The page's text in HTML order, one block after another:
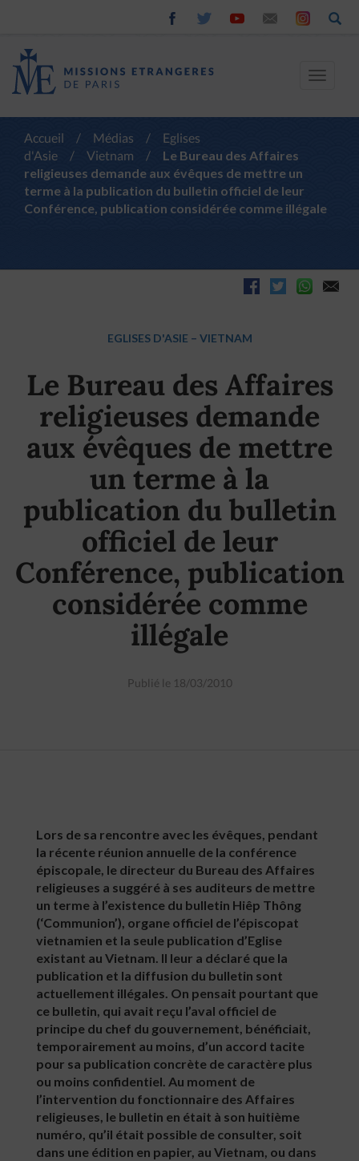
Toggle
Accueil / Médias /
Eglises
d'Asie
/ Vietnam /
Le Bureau des Affaires
religieuses demande aux évêques de mettre un
terme à la publication du bulletin officiel de leur
Conférence, publication considérée comme illégale
EGLISES D'ASIE – VIETNAM
Le Bureau des Affaires
religieuses demande
aux évêques de mettre
un terme à la
publication du bulletin
officiel de leur
Conférence, publication
considérée comme
illégale
Publié le 18/03/2010
Lors de sa rencontre avec les évêques, pendant
la récente réunion annuelle de la conférence
épiscopale, le directeur du Bureau des Affaires
religieuses a suggéré à ses auditeurs de mettre
un terme à l’existence du bulletin Hiêp Thông
(‘Communion’), organe officiel de l’épiscopat
vietnamien et la seule publication d’Eglise
existant au Vietnam. Il leur a déclaré que la
publication et la diffusion du bulletin sont
actuellement illégales. On pensait pourtant que
ce bulletin, qui avait reçu l’aval officiel de
principe du chef du gouvernement, bénéficiait,
temporairement au moins, d’un accord tacite
pour sa publication concrète de caractère plus
ou moins confidentiel. Au moment de
l’intervention du fonctionnaire des Affaires
religieuses, le bulletin en était à son huitième
numéro, qu’il était possible de consulter, soit
dans une édition en papier, au Vietnam, ou dans